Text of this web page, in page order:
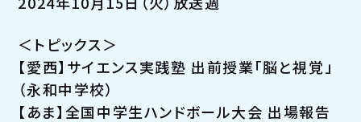
＜トピックス＞
【愛西】サイエンス実践塾 出前授業「脳と視覚」
（永和中学校）
【あま】全国中学生ハンドボール大会 出場報告